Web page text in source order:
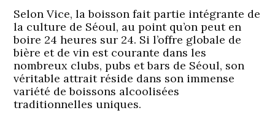
Selon Vice, la boisson fait partie intégrante de
la culture de Séoul, au point qu’on peut en
boire 24 heures sur 24. Si l’offre globale de
bière et de vin est courante dans les
nombreux clubs, pubs et bars de Séoul, son
véritable attrait réside dans son immense
variété de boissons alcoolisées
traditionnelles uniques.